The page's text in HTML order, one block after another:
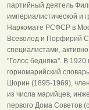
партийный деятель
империалистической и
Наркомате РСФСР в
Всеволод и Порфирий
специалистами,
"Голос бедняка". В
горномарийский
Шорин (1895-1969),
из числа марийцев,
первого Дома Советов